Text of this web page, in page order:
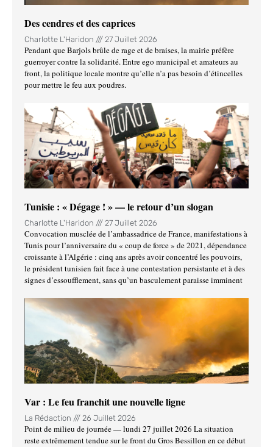
Des cendres et des caprices
Charlotte L'Haridon 27 Juillet 2026
Pendant que Barjols brûle de rage et de braises, la mairie préfère
guerroyer contre la solidarité. Entre ego municipal et amateurs au
front, la politique locale montre qu’elle n’a pas besoin d’étincelles
pour mettre le feu aux poudres.
Tunisie : « Dégage ! » — le retour d’un slogan
Charlotte L'Haridon 27 Juillet 2026
Convocation musclée de l’ambassadrice de France, manifestations à
Tunis pour l’anniversaire du « coup de force » de 2021, dépendance
croissante à l’Algérie : cinq ans après avoir concentré les pouvoirs,
le président tunisien fait face à une contestation persistante et à des
signes d’essoufflement, sans qu’un basculement paraisse imminent
Var : Le feu franchit une nouvelle ligne
La Rédaction 26 Juillet 2026
Point de milieu de journée — lundi 27 juillet 2026 La situation
reste extrêmement tendue sur le front du Gros Bessillon en ce début